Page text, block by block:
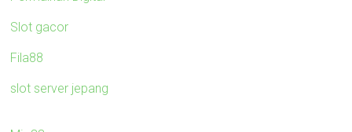
Slot gacor
Fila88
slot server jepang